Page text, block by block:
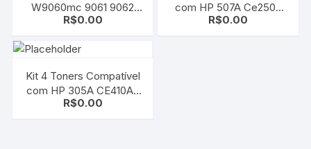
W9060mc 9061 9062
9063 CMYK | E55040 /
R$0.00
com HP 507A Ce250a
CE400A | CE401A |
R$0.00
Kit 4 Toners Compatível
com HP 305A CE410A |
CE411A | CE412A |
R$0.00